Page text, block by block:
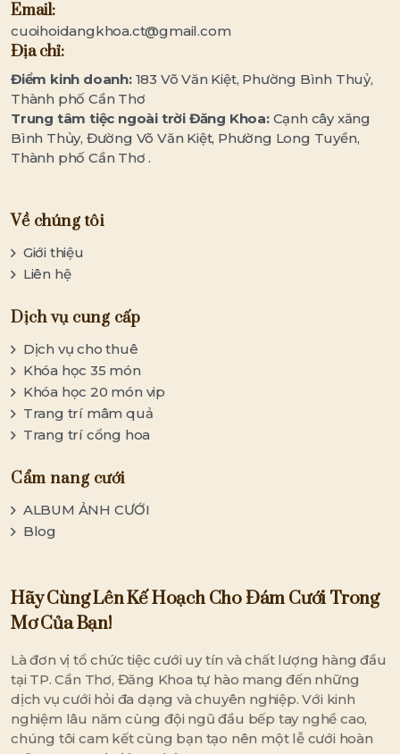
Email:
cuoihoidangkhoa.ct@gmail.com
Địa chỉ:
Điểm kinh doanh:183 Võ Văn Kiệt, Phường Bình Thuỷ,
Thành phố Cần Thơ
Trung tâm tiệc ngoài trời Đăng Khoa:Cạnh cây xăng
Bình Thủy, Đường Võ Văn Kiệt, Phường Long Tuyền,
Thành phố Cần Thơ .
Về chúng tôi
Giới thiệu
Liên hệ
Dịch vụ cung cấp
Dịch vụ cho thuê
Khóa học 35 món
Khóa học 20 món vip
Trang trí mâm quả
Trang trí cổng hoa
Cẩm nang cưới
ALBUM ẢNH CƯỚI
Blog
Hãy Cùng Lên Kế Hoạch Cho Đám Cưới Trong
Mơ Của Bạn!
Là đơn vị tổ chức tiệc cưới uy tín và chất lượng hàng đầu
tại TP. Cần Thơ, Đăng Khoa tự hào mang đến những
dịch vụ cưới hỏi đa dạng và chuyên nghiệp. Với kinh
nghiệm lâu năm cùng đội ngũ đầu bếp tay nghề cao,
chúng tôi cam kết cùng bạn tạo nên một lễ cưới hoàn